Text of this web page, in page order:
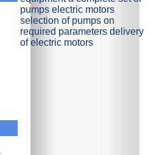
pumps electric motors
selection of pumps on
required parameters delivery
of electric motors